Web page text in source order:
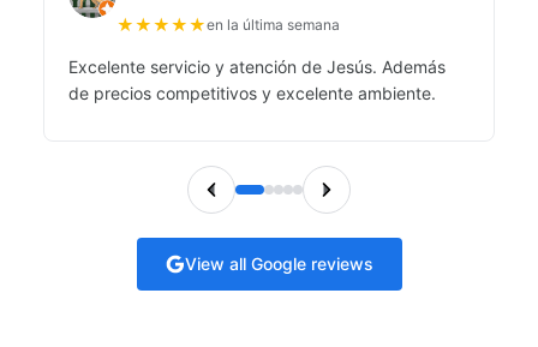
★★★★★en la última semana
Excelente servicio y atención de Jesús. Además
de precios competitivos y excelente ambiente.
View all Google reviews